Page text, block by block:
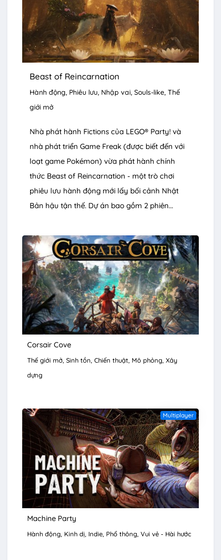
Beast of Reincarnation
Hành động Phiêu lưu Nhập vai Souls-like Thế
giới mở
Nhà phát hành Fictions của LEGO® Party! và
nhà phát triển Game Freak (được biết đến với
loạt game Pokémon) vừa phát hành chính
thức Beast of Reincarnation - một trò chơi
phiêu lưu hành động mới lấy bối cảnh Nhật
Bản hậu tận thế. Dự án bao gồm 2 phiên...
Corsair Cove
Thế giới mở Sinh tồn Chiến thuật Mô phỏng Xây
dựng
Multiplayer
Machine Party
Hành động Kinh dị Indie Phổ thông Vui vẻ - Hài hước